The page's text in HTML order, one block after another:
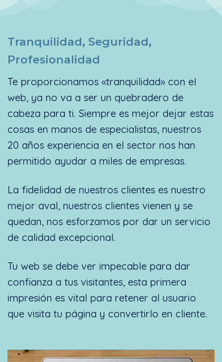
Tranquilidad, Seguridad,
Profesionalidad
Te proporcionamos «tranquilidad» con el
web, ya no va a ser un quebradero de
cabeza para ti. Siempre es mejor dejar estas
cosas en manos de especialistas, nuestros
20 años experiencia en el sector nos han
permitido ayudar a miles de empresas.
La fidelidad de nuestros clientes es nuestro
mejor aval, nuestros clientes vienen y se
quedan, nos esforzamos por dar un servicio
de calidad excepcional.
Tu web se debe ver impecable para dar
confianza a tus visitantes, esta primera
impresión es vital para retener al usuario
que visita tu página y convertirlo en cliente.